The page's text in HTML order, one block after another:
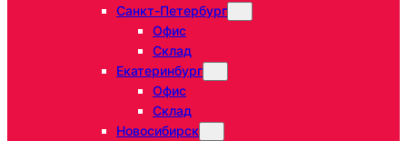
Санкт-Петербург
Офис
Склад
Екатеринбург
Офис
Склад
Новосибирск